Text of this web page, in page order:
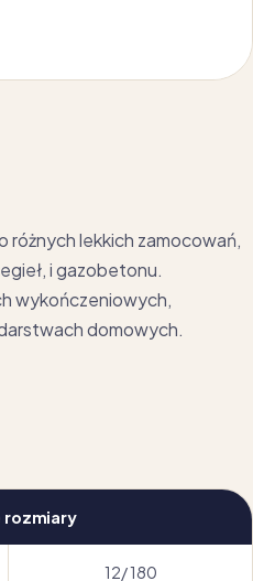
różnych lekkich zamocowań,
i gazobetonu.
wykończeniowych,
domowych.
rozmiary
12/ 180